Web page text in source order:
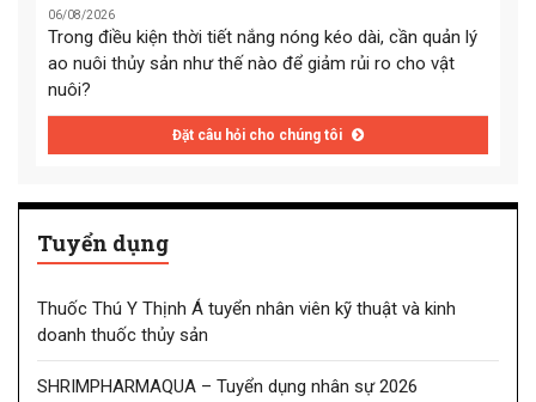
06/08/2026
Trong điều kiện thời tiết nắng nóng kéo dài, cần quản lý
ao nuôi thủy sản như thế nào để giảm rủi ro cho vật
nuôi?
Đặt câu hỏi cho chúng tôi
Tuyển dụng
Thuốc Thú Y Thịnh Á tuyển nhân viên kỹ thuật và kinh
doanh thuốc thủy sản
SHRIMPHARMAQUA – Tuyển dụng nhân sự 2026